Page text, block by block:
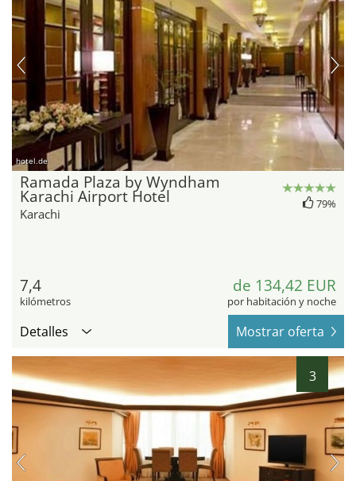
hotel.de
Ramada Plaza by Wyndham
Karachi Airport Hotel
Karachi
79%
7,4
kilómetros
de 134,42 EUR
por habitación y noche
Detalles Mostrar oferta
3